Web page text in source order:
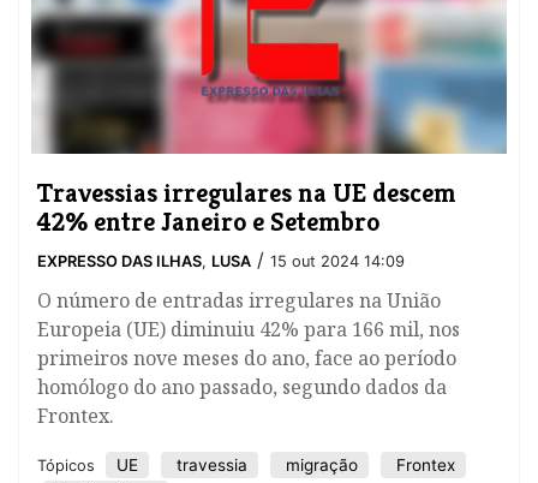
Travessias irregulares na UE descem
42% entre Janeiro e Setembro
EXPRESSO DAS ILHAS, LUSA / 15 out 2024 14:09
O número de entradas irregulares na União
Europeia (UE) diminuiu 42% para 166 mil, nos
primeiros nove meses do ano, face ao período
homólogo do ano passado, segundo dados da
Frontex.
Tópicos UE travessia migração
Frontex